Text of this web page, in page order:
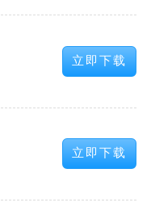
立即下载
立即下载